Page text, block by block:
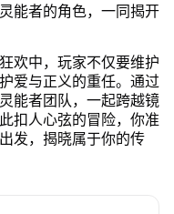
能者的角色，一同揭开
欢中，玩家不仅要维护
爱与正义的重任。通过
能者团队，一起跨越镜
扣人心弦的冒险，你准
发，揭晓属于你的传